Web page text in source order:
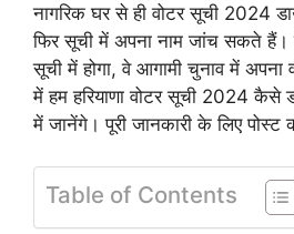
नागरिक घर से ही वोटर सूची 2024
फिर सूची में अपना नाम जांच सकते हैं।
सूची में होगा, वे आगामी चुनाव में
में हम हरियाणा वोटर सूची 2024 कैसे
में जानेंगे। पूरी जानकारी के लिए
Table of Contents